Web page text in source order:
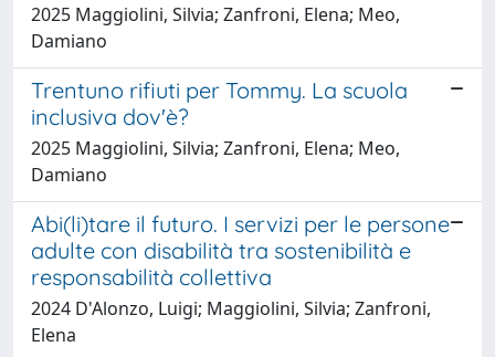
2025 Maggiolini, Silvia; Zanfroni, Elena; Meo,
Damiano
Trentuno rifiuti per Tommy. La scuola
inclusiva dov'è?
2025 Maggiolini, Silvia; Zanfroni, Elena; Meo,
Damiano
Abi(li)tare il futuro. I servizi per le persone
adulte con disabilità tra sostenibilità e
responsabilità collettiva
2024 D'Alonzo, Luigi; Maggiolini, Silvia; Zanfroni,
Elena